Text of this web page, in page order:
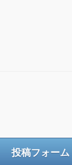
投稿フォーム